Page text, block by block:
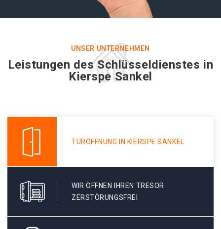
UNSER UNTERNEHMEN
Leistungen des Schlüsseldienstes in
Kierspe Sankel
TÜRÖFFNUNG IN KIERSPE SANKEL
WIR ÖFFNEN IHREN TRESOR
ZERSTÖRUNGSFREI